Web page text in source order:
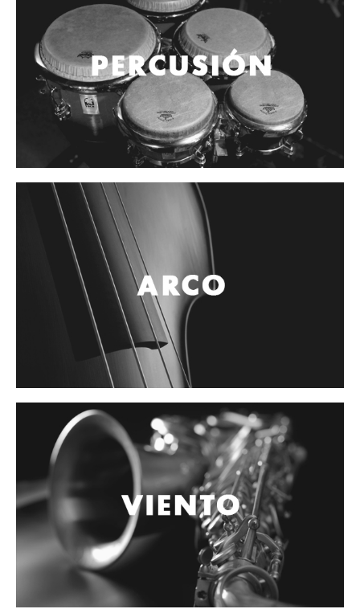
Estantes y soportes
Instalaciones y publicidad
Accesorios
Controladores
Mezcladora
Interfaz
Agujas
Audifonos
Accesorios
Luces y Escenario
Maquinas de humo y escenario
Controladores
Accesorios
Cables y Conectores
Micrófono
Sonido